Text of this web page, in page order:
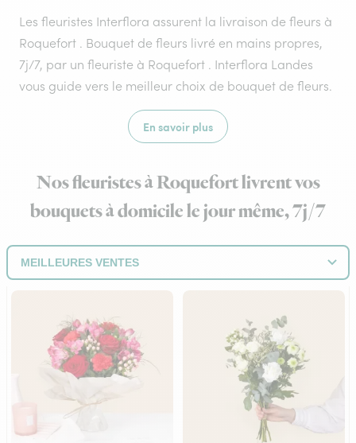
Les fleuristes Interflora assurent la livraison de fleurs à
Roquefort . Bouquet de fleurs livré en mains propres,
7j/7, par un fleuriste à Roquefort . Interflora Landes
vous guide vers le meilleur choix de bouquet de fleurs.
En savoir plus
Nos fleuristes à Roquefort livrent vos
bouquets à domicile le jour même, 7j/7